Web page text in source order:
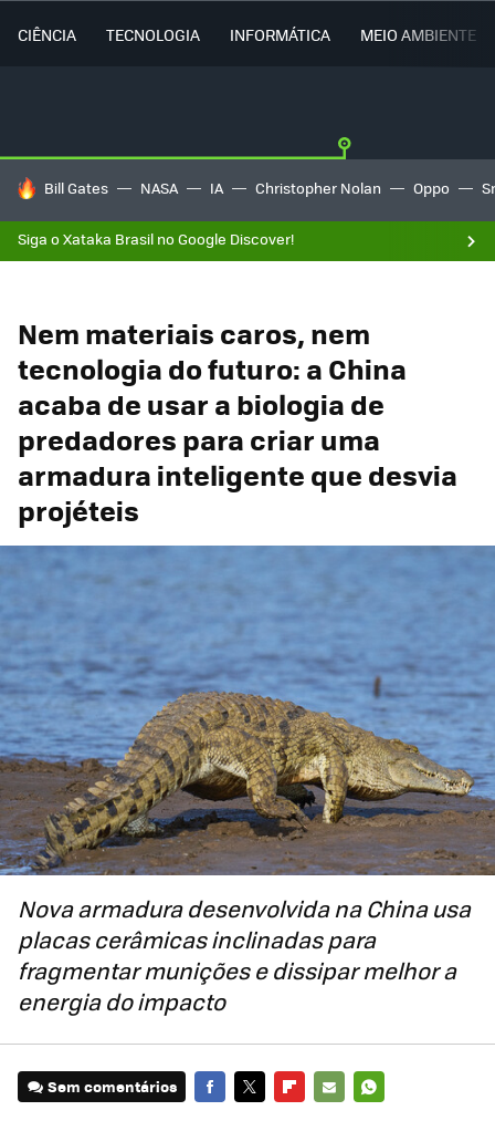
CIÊNCIA TECNOLOGIA INFORMÁTICA MEIO AMBIENTE
TENDÊNCIAS DO DIA
Bill Gates NASA IA Christopher Nolan Oppo
Siga o Xataka Brasil no Google Discover!
Nem materiais caros, nem
tecnologia do futuro: a China
acaba de usar a biologia de
predadores para criar uma
armadura inteligente que desvia
projéteis
Nova armadura desenvolvida na China usa
placas cerâmicas inclinadas para
fragmentar munições e dissipar melhor a
energia do impacto
Sem comentários